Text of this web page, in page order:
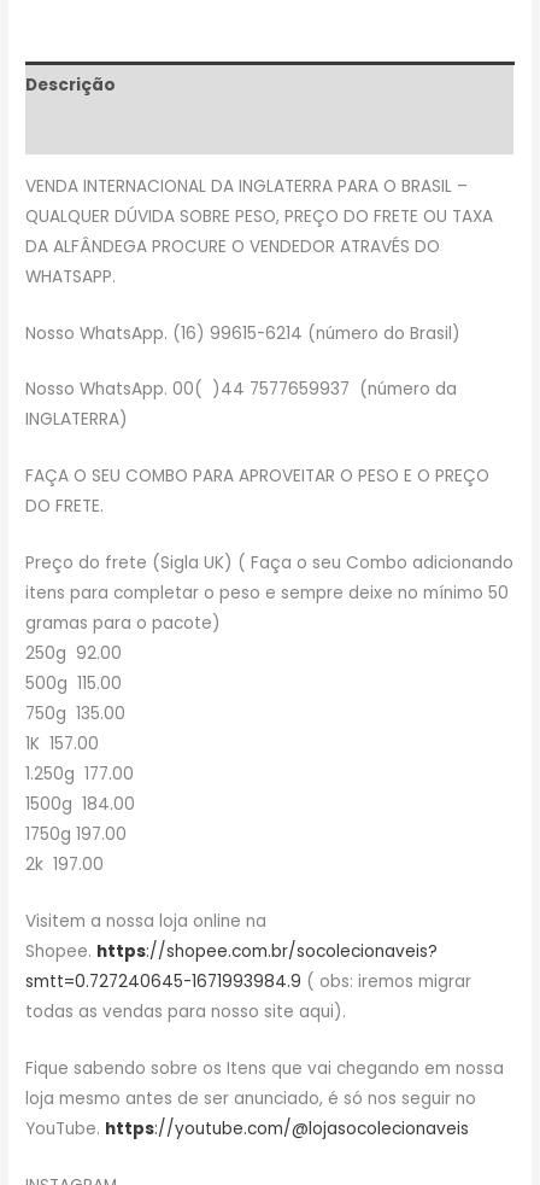
Descrição
VENDA INTERNACIONAL DA INGLATERRA PARA O BRASIL –
QUALQUER DÚVIDA SOBRE PESO, PREÇO DO FRETE OU TAXA
DA ALFÂNDEGA PROCURE O VENDEDOR ATRAVÉS DO
WHATSAPP.
Nosso WhatsApp. (16) 99615-6214 (número do Brasil)
Nosso WhatsApp. 00( )44 7577659937 (número da
INGLATERRA)
FAÇA O SEU COMBO PARA APROVEITAR O PESO E O PREÇO
DO FRETE.
Preço do frete (Sigla UK) ( Faça o seu Combo adicionando
itens para completar o peso e sempre deixe no mínimo 50
gramas para o pacote)
250g 92.00
500g 115.00
750g 135.00
1K 157.00
1.250g 177.00
1500g 184.00
1750g 197.00
2k 197.00
Visitem a nossa loja online na
Shopee. https://shopee.com.br/socolecionaveis?
smtt=0.727240645-1671993984.9 ( obs: iremos migrar
todas as vendas para nosso site aqui).
Fique sabendo sobre os Itens que vai chegando em nossa
loja mesmo antes de ser anunciado, é só nos seguir no
YouTube. https://youtube.com/@lojasocolecionaveis